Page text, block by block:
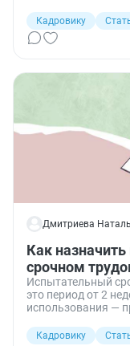
Кадровику
Дмитриева
Как
срочном
Испытательный
это период от 2
использования —
Кадровику